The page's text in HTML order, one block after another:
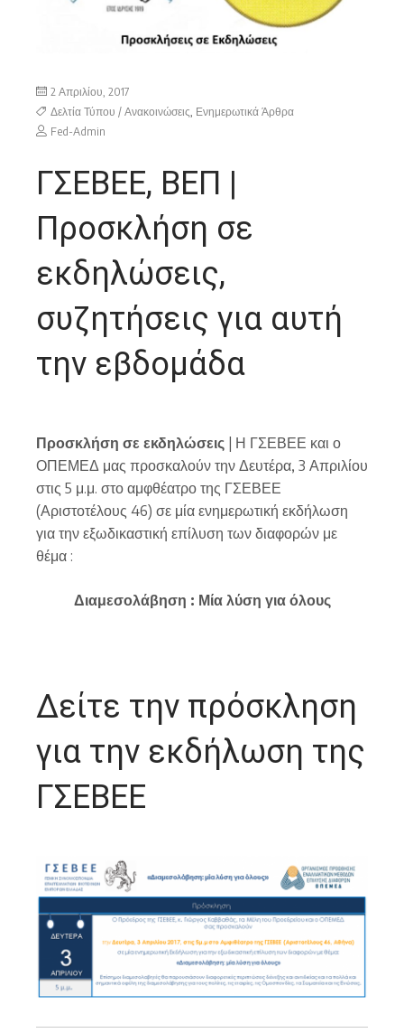
2 Απριλίου, 2017
Δελτία Τύπου / Ανακοινώσεις, Ενημερωτικά Άρθρα
Fed-Admin
ΓΣΕΒΕΕ, ΒΕΠ |
Προσκλήση σε
εκδηλώσεις,
συζητήσεις για αυτή
την εβδομάδα
Προσκλήση σε εκδηλώσεις | Η ΓΣΕΒΕΕ και ο
ΟΠΕΜΕΔ μας προσκαλούν την Δευτέρα, 3 Απριλίου
στις 5 μ.μ. στο αμφθέατρο της ΓΣΕΒΕΕ
(Αριστοτέλους 46) σε μία ενημερωτική εκδήλωση
για την εξωδικαστική επίλυση των διαφορών με
θέμα :
Διαμεσολάβηση : Μία λύση για όλους
Δείτε την πρόσκληση
για την εκδήλωση της
ΓΣΕΒΕΕ